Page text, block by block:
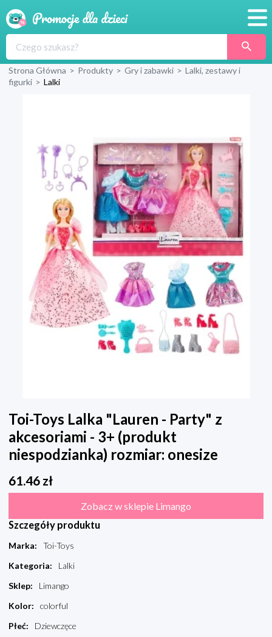
Produkty
Wyprawka
Strona Główna > Produkty > Gry i zabawki > Lalki, zestawy i
figurki > Lalki
Toi-Toys Lalka "Lauren - Party" z
akcesoriami - 3+ (produkt
niespodzianka) rozmiar: onesize
61.46 zł
Zobacz w sklepie Limango
Szczegóły produktu
Marka:
Toi-Toys
Kategoria:
Lalki
Sklep:
Limango
Kolor:
colorful
Płeć:
Dziewczęce